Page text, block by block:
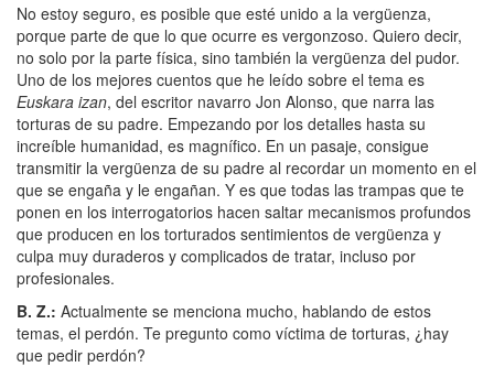
No estoy seguro, es posible que esté unido a la vergüenza,
porque parte de que lo que ocurre es vergonzoso. Quiero decir,
no solo por la parte física, sino también la vergüenza del pudor.
Uno de los mejores cuentos que he leído sobre el tema es
Euskara izan, del escritor navarro Jon Alonso, que narra las
torturas de su padre. Empezando por los detalles hasta su
increíble humanidad, es magnífico. En un pasaje, consigue
transmitir la vergüenza de su padre al recordar un momento en el
que se engaña y le engañan. Y es que todas las trampas que te
ponen en los interrogatorios hacen saltar mecanismos profundos
que producen en los torturados sentimientos de vergüenza y
culpa muy duraderos y complicados de tratar, incluso por
profesionales.
B. Z.: Actualmente se menciona mucho, hablando de estos
temas, el perdón. Te pregunto como víctima de torturas, ¿hay
que pedir perdón?